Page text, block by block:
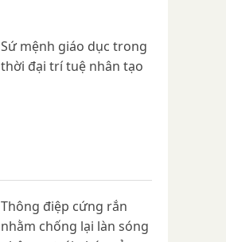
Sứ mệnh giáo dục trong
thời đại trí tuệ nhân tạo
Thông điệp cứng rắn
nhằm chống lại làn sóng